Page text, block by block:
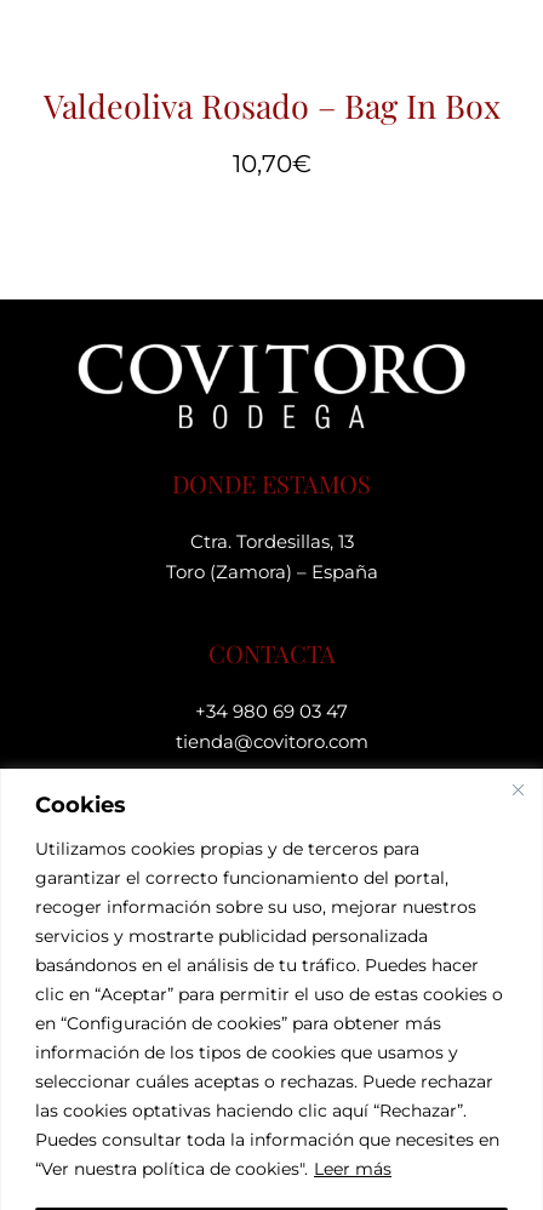
Cookies
Utilizamos cookies propias y de terceros para
garantizar el correcto funcionamiento del portal,
recoger información sobre su uso, mejorar nuestros
servicios y mostrarte publicidad personalizada
basándonos en el análisis de tu tráfico. Puedes hacer
clic en “Aceptar” para permitir el uso de estas cookies o
en “Configuración de cookies” para obtener más
información de los tipos de cookies que usamos y
seleccionar cuáles aceptas o rechazas. Puede rechazar
las cookies optativas haciendo clic aquí “Rechazar”.
Puedes consultar toda la información que necesites en
“Ver nuestra política de cookies". Leer más
Valdeoliva Rosado – Bag In Box
10,70€
DONDE ESTAMOS
Ctra. Tordesillas, 13
Toro (Zamora) – España
CONTACTA
+34 980 69 03 47
tienda@covitoro.com
Accede a nuestros
Certificados
SÍGUENOS
© COVITORO